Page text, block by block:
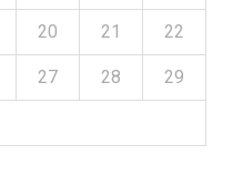
20 21 22
27 28 29